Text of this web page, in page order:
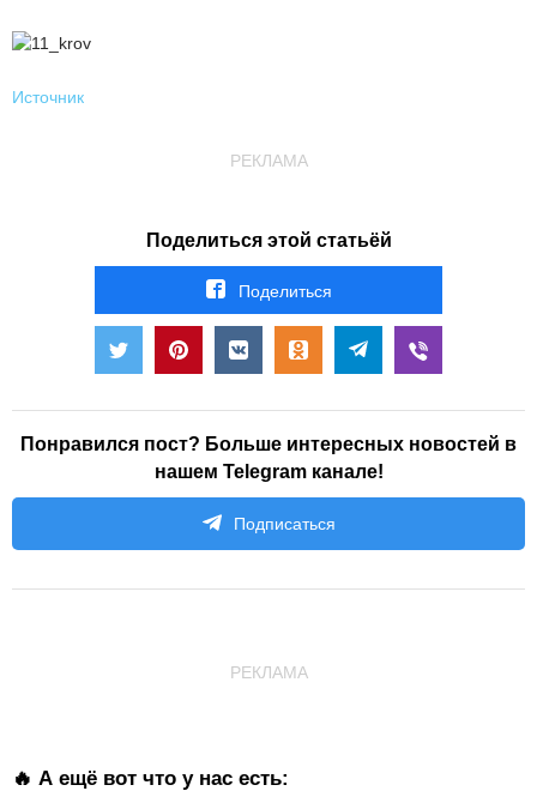
Источник
РЕКЛАМА
Поделиться этой статьёй
Поделиться
Понравился пост? Больше интересных новостей в
нашем Telegram канале!
Подписаться
РЕКЛАМА
🔥 А ещё вот что у нас есть: